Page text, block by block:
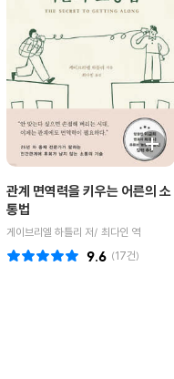
관계 면역력을 키우는 어른의 소
통법
게이브리엘 하틀리 저/ 최다인 역
(17건)
9.6